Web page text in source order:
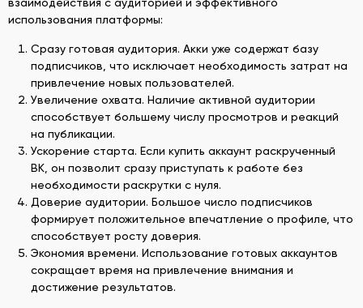
использования платформы:
Сразу готовая аудитория. Акки уже содержат базу
подписчиков, что исключает необходимость затрат на
привлечение новых пользователей.
Увеличение охвата. Наличие активной аудитории
способствует большему числу просмотров и реакций
на публикации.
Ускорение старта. Если купить аккаунт раскрученный
ВК, он позволит сразу приступать к работе без
необходимости раскрутки с нуля.
Доверие аудитории. Большое число подписчиков
формирует положительное впечатление о профиле, что
способствует росту доверия.
Экономия времени. Использование готовых аккаунтов
сокращает время на привлечение внимания и
достижение результатов.